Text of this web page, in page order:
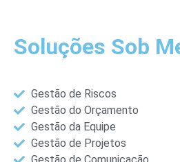
Soluções Sob
Gestão de Riscos
Gestão do Orçamento
Gestão da Equipe
Gestão de Projetos